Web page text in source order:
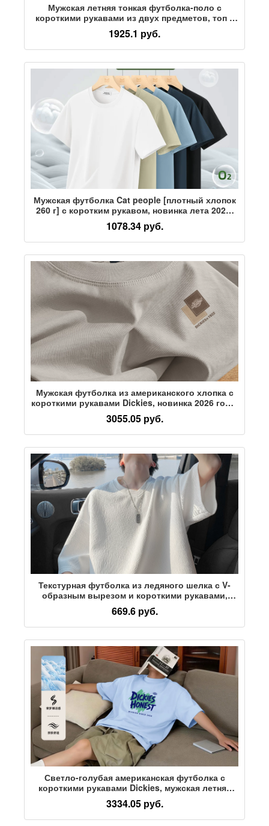
Мужская летняя тонкая футболка-поло с
короткими рукавами из двух предметов, топ с
брюками и повседневный костюм
1925.1 руб.
Мужская футболка Cat people [плотный хлопок
260 г] с коротким рукавом, новинка лета 2025,
белая нижняя рубашка с коротким рукавом
внутри
1078.34 руб.
Мужская футболка из американского хлопка с
короткими рукавами Dickies, новинка 2026 года,
летняя трендовая молодежная универсальная
футболка с принтом
3055.05 руб.
Текстурная футболка из ледяного шелка с V-
образным вырезом и короткими рукавами,
мужская летняя футболка в американском
стиле свободного кроя, красивая футболка-топ
с пятиточечным рукавом
669.6 руб.
Светло-голубая американская футболка с
короткими рукавами Dickies, мужская летняя
новинка 2026 года, стильная и быстросохнущая
футболка Solona
3334.05 руб.